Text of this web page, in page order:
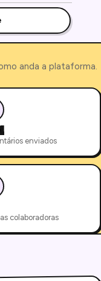
anda a plataforma.
enviados
colaboradoras